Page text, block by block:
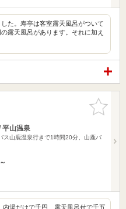
た。寿亭は客室露天風呂がついて
露天風呂があります。それに加え
お気に入
りに追加
平山温泉
ス山鹿温泉行きで1時間20分、山鹿バ
内湯だけで千円、露天風呂付で千五